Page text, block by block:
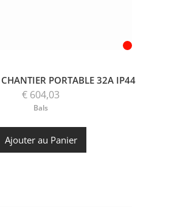
CHANTIER PORTABLE 32A IP44
€ 604,03
Bals
Ajouter au Panier